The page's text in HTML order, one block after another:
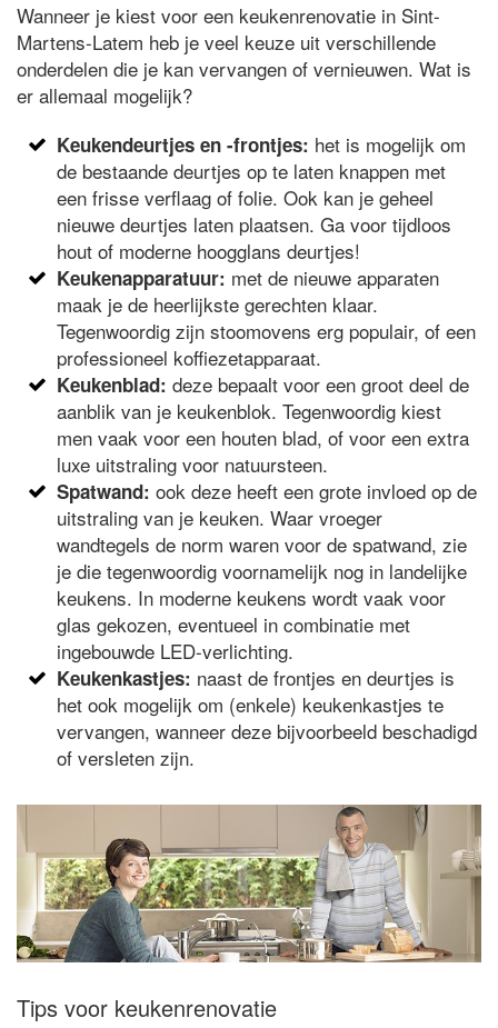
Wanneer je kiest voor een keukenrenovatie in Sint-
Martens-Latem heb je veel keuze uit verschillende
onderdelen die je kan vervangen of vernieuwen. Wat is
er allemaal mogelijk?
Keukendeurtjes en -frontjes: het is mogelijk om
de bestaande deurtjes op te laten knappen met
een frisse verflaag of folie. Ook kan je geheel
nieuwe deurtjes laten plaatsen. Ga voor tijdloos
hout of moderne hoogglans deurtjes!
Keukenapparatuur: met de nieuwe apparaten
maak je de heerlijkste gerechten klaar.
Tegenwoordig zijn stoomovens erg populair, of een
professioneel koffiezetapparaat.
Keukenblad: deze bepaalt voor een groot deel de
aanblik van je keukenblok. Tegenwoordig kiest
men vaak voor een houten blad, of voor een extra
luxe uitstraling voor natuursteen.
Spatwand: ook deze heeft een grote invloed op de
uitstraling van je keuken. Waar vroeger
wandtegels de norm waren voor de spatwand, zie
je die tegenwoordig voornamelijk nog in landelijke
keukens. In moderne keukens wordt vaak voor
glas gekozen, eventueel in combinatie met
ingebouwde LED-verlichting.
Keukenkastjes: naast de frontjes en deurtjes is
het ook mogelijk om (enkele) keukenkastjes te
vervangen, wanneer deze bijvoorbeeld beschadigd
of versleten zijn.
Tips voor keukenrenovatie